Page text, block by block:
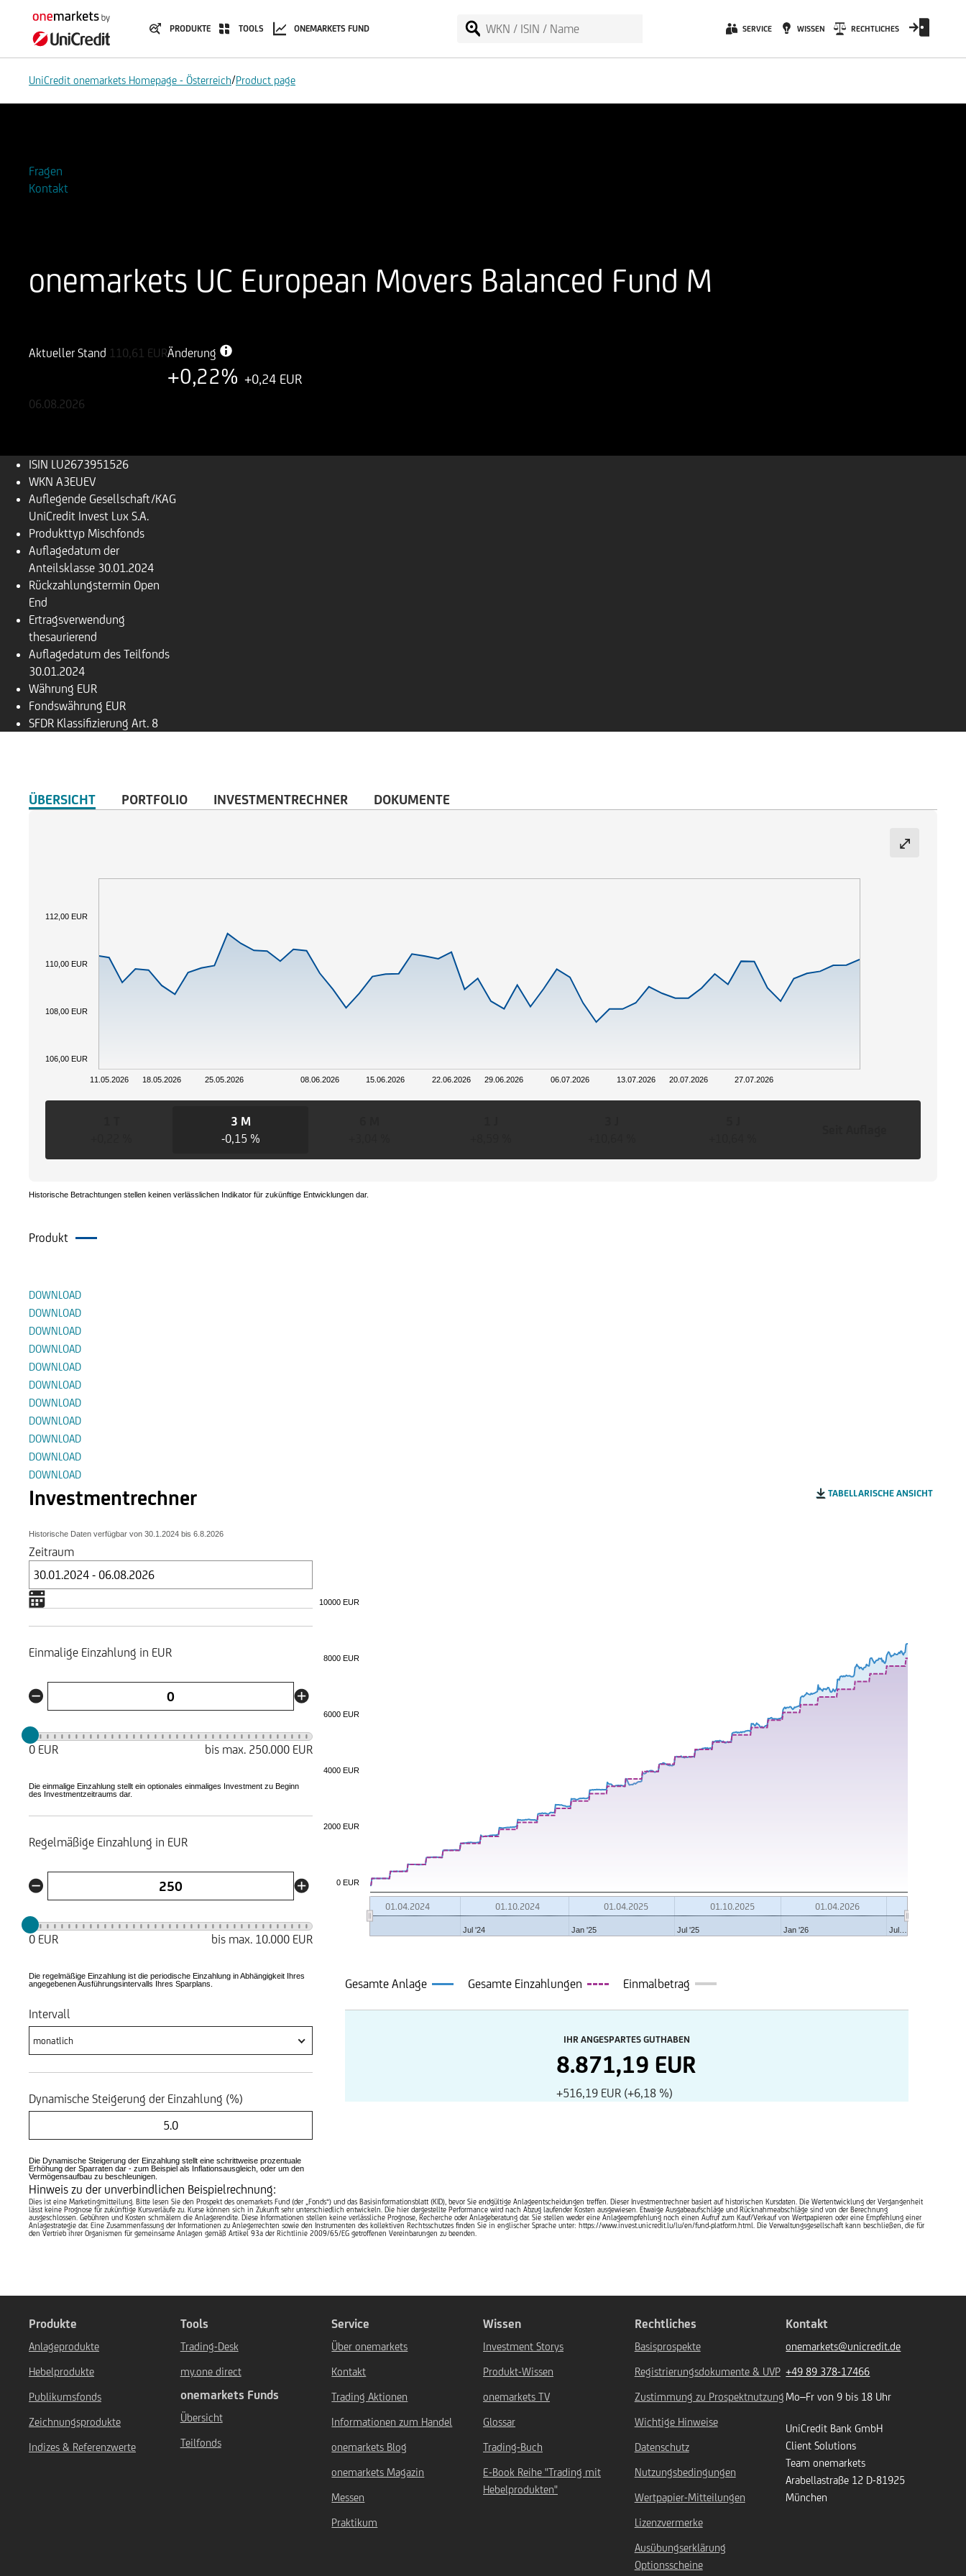
PRODUKTE TOOLS ONEMARKETS FUND SERVICE WISSEN RECHTLICHES
UniCredit onemarkets Homepage - Österreich/Product page
Fragen
Kontakt
onemarkets UC European Movers Balanced Fund M
Aktueller Stand 110,61 EURÄnderung
+0,22% +0,24 EUR
06.08.2026
ISIN LU2673951526
WKN A3EUEV
Auflegende Gesellschaft/KAG
UniCredit Invest Lux S.A.
Produkttyp Mischfonds
Auflagedatum der
Anteilsklasse 30.01.2024
Rückzahlungs­termin Open
End
Ertragsverwendung
thesaurierend
Auflagedatum des Teilfonds
30.01.2024
Währung EUR
Fondswährung EUR
SFDR Klassifizierung Art. 8
ÜBERSICHT PORTFOLIO INVESTMENTRECHNER DOKUMENTE
11.05.2026 18.05.2026 25.05.2026 08.06.2026 15.06.2026 22.06.2026 29.06.2026 06.07.2026 13.07.2026 20.07.2026 27.07.2026
110,00 EUR
106,00 EUR
108,00 EUR
112,00 EUR
3 M
-0,15 %
Historische Betrachtungen stellen keinen verlässlichen Indikator für zukünftige Entwicklungen dar.
Produkt
DOWNLOAD
DOWNLOAD
DOWNLOAD
DOWNLOAD
DOWNLOAD
DOWNLOAD
DOWNLOAD
DOWNLOAD
DOWNLOAD
DOWNLOAD
DOWNLOAD
Investmentrechner
Historische Daten verfügbar von 30.1.2024 bis 6.8.2026
TABELLARISCHE ANSICHT
Zeitraum
Einmalige Einzahlung in EUR
0 EUR bis max. 250.000 EUR
Die einmalige Einzahlung stellt ein optionales einmaliges Investment zu Beginn
des Investmentzeitraums dar.
Regelmäßige Einzahlung in EUR
0 EUR bis max.10.000 EUR
Die regelmäßige Einzahlung ist die periodische Einzahlung in Abhängigkeit Ihres
angegebenen Ausführungsintervalls Ihres Sparplans.
Intervall
monatlich
Dynamische Steigerung der Einzahlung (%)
Die Dynamische Steigerung der Einzahlung stellt eine schrittweise prozentuale
Erhöhung der Sparraten dar - zum Beispiel als Inflationsausgleich, oder um den
Vermögensaufbau zu beschleunigen.
01.04.2024 01.10.2024 01.04.2025 01.10.2025 01.04.2026
Jul '24 Jan '25 Jul '25 Jan '26 Jul…
0 EUR
2000 EUR
4000 EUR
6000 EUR
8000 EUR
10000 EUR
Gesamte Anlage Gesamte Einzahlungen Einmalbetrag
IHR ANGESPARTES GUTHABEN
8.871,19 EUR
+516,19 EUR (+6,18 %)
Hinweis zu der unverbindlichen Beispielrechnung:
Dies ist eine Marketingmitteilung. Bitte lesen Sie den Prospekt des onemarkets Fund (der „Fonds“) und das Basisinformationsblatt (KID), bevor Sie endgültige Anlageentscheidungen treffen. Dieser Investmentrechner basiert auf historischen Kursdaten. Die Wertentwicklung der Vergangenheit
lässt keine Prognose für zukünftige Kursverläufe zu. Kurse können sich in Zukunft sehr unterschiedlich entwickeln. Die hier dargestellte Performance wird nach Abzug laufender Kosten ausgewiesen. Etwaige Ausgabeaufschläge und Rücknahmeabschläge sind von der Berechnung
ausgeschlossen. Gebühren und Kosten schmälern die Anlagerendite. Diese Informationen stellen keine verlässliche Prognose, Recherche oder Anlageberatung dar. Sie stellen weder eine Anlageempfehlung noch einen Aufruf zum Kauf/Verkauf von Wertpapieren oder eine Empfehlung einer
Anlagestrategie dar. Eine Zusammenfassung der Informationen zu Anlegerrechten sowie den Instrumenten des kollektiven Rechtsschutzes finden Sie in englischer Sprache unter: https://www.invest.unicredit.lu/lu/en/fund-platform.html. Die Verwaltungsgesellschaft kann beschließen, die für
den Vertrieb ihrer Organismen für gemeinsame Anlagen gemäß Artikel 93a der Richtlinie 2009/65/EG getroffenen Vereinbarungen zu beenden.
Produkte
Anlageprodukte
Hebelprodukte
Publikumsfonds
Zeichnungsprodukte
Indizes & Referenzwerte
Tools
Trading-Desk
my.one direct
onemarkets Funds
Übersicht
Teilfonds
Service
Über onemarkets
Kontakt
Trading Aktionen
Informationen zum Handel
onemarkets Blog
onemarkets Magazin
Messen
Praktikum
Wissen
Investment Storys
Produkt-Wissen
onemarkets TV
Glossar
Trading-Buch
E-Book Reihe "Trading mit
Hebelprodukten"
Rechtliches
Basisprospekte
Registrierungsdokumente & UVP
Zustimmung zu Prospektnutzung
Wichtige Hinweise
Datenschutz
Nutzungsbedingungen
Wertpapier-Mitteilungen
Lizenzvermerke
Ausübungserklärung
Optionsscheine
Kontakt
onemarkets@unicredit.de
+49 89 378-17466
Mo–Fr von 9 bis 18 Uhr
UniCredit Bank GmbH
Client Solutions
Team onemarkets
Arabellastraße 12 D-81925
München